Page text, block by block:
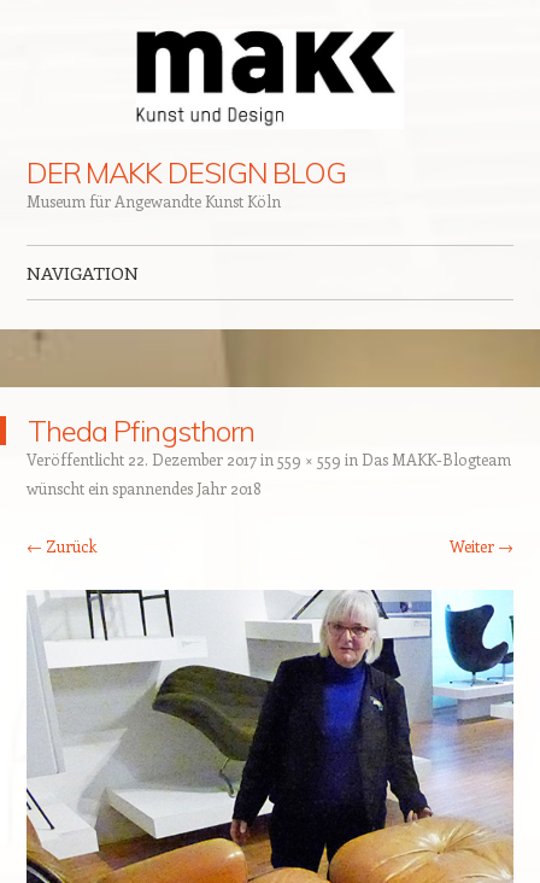
DER MAKK DESIGN BLOG
Museum für Angewandte Kunst Köln
NAVIGATION
Theda Pfingsthorn
Veröffentlicht 22. Dezember 2017in 559 × 559 in Das MAKK-Blogteam
wünscht ein spannendes Jahr 2018
← Zurück Weiter →